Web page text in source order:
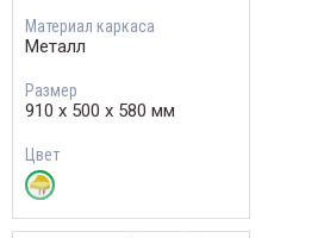
Материал каркаса
Металл
Размер
910 х 500 х 580 мм
Цвет